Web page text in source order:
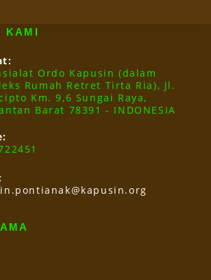
KAMI
Ordo Kapusin (dalam
Rumah Retret Tirta Ria), Jl.
Km. 9,6 Sungai Raya,
Barat 78391 - INDONESIA